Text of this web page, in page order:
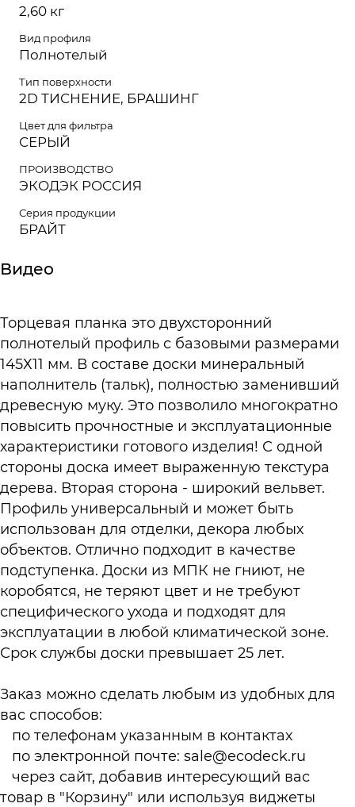
2,60 кг
Вид профиля
Полнотелый
Тип поверхности
2D ТИСНЕНИЕ, БРАШИНГ
Цвет для фильтра
СЕРЫЙ
ПРОИЗВОДСТВО
ЭКОДЭК РОССИЯ
Серия продукции
БРАЙТ
Видео
Торцевая планка это двухсторонний
полнотелый профиль с базовыми размерами
145Х11 мм. В составе доски минеральный
наполнитель (тальк), полностью заменивший
древесную муку. Это позволило многократно
повысить прочностные и эксплуатационные
характеристики готового изделия! С одной
стороны доска имеет выраженную текстура
дерева. Вторая сторона - широкий вельвет.
Профиль универсальный и может быть
использован для отделки, декора любых
объектов. Отлично подходит в качестве
подступенка. Доски из МПК не гниют, не
коробятся, не теряют цвет и не требуют
специфического ухода и подходят для
эксплуатации в любой климатической зоне.
Срок службы доски превышает 25 лет.
Заказ можно сделать любым из удобных для
вас способов:
по телефонам указанным в контактах
по электронной почте: sale@ecodeck.ru
через сайт, добавив интересующий вас
товар в "Корзину" или используя виджеты